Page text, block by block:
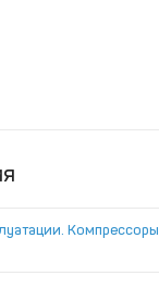
Компрессоры